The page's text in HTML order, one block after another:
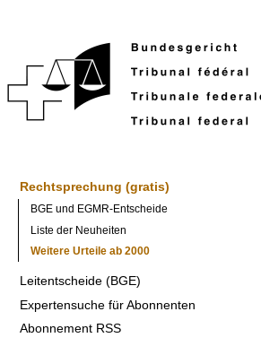
Rechtsprechung (gratis)
BGE und EGMR-Entscheide
Liste der Neuheiten
Weitere Urteile ab 2000
Leitentscheide (BGE)
Expertensuche für Abonnenten
Abonnement RSS